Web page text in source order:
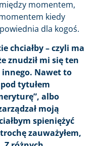
momentem,
kiedy
dla kogoś.
chciałby – czyli ma
znudził mi się ten
innego. Nawet to
tytułem
albo
moją
spieniężyć
zauważyłem,